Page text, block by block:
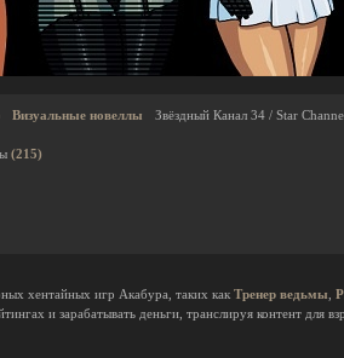
Визуальные новеллы
Звёздный Канал 34 / Star
(215)
хентайных игр Акабура, таких как Тренер ведьмы
и зарабатывать деньги, транслируя контент для